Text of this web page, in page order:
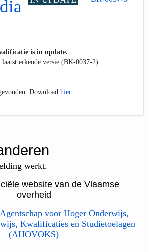
is in update.
erkende versie (BK-0037-2)
Download hier
werkt.
website van de Vlaamse
overheid
Agentschap voor Hoger Onderwijs,
Kwalificaties en Studietoelagen
(AHOVOKS)